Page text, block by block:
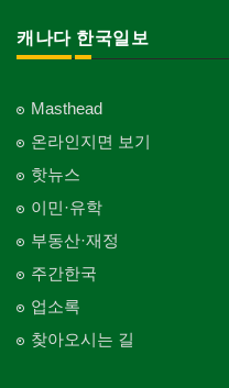
캐나다 한국일보
Masthead
온라인지면 보기
핫뉴스
이민·유학
부동산·재정
주간한국
업소록
찾아오시는 길